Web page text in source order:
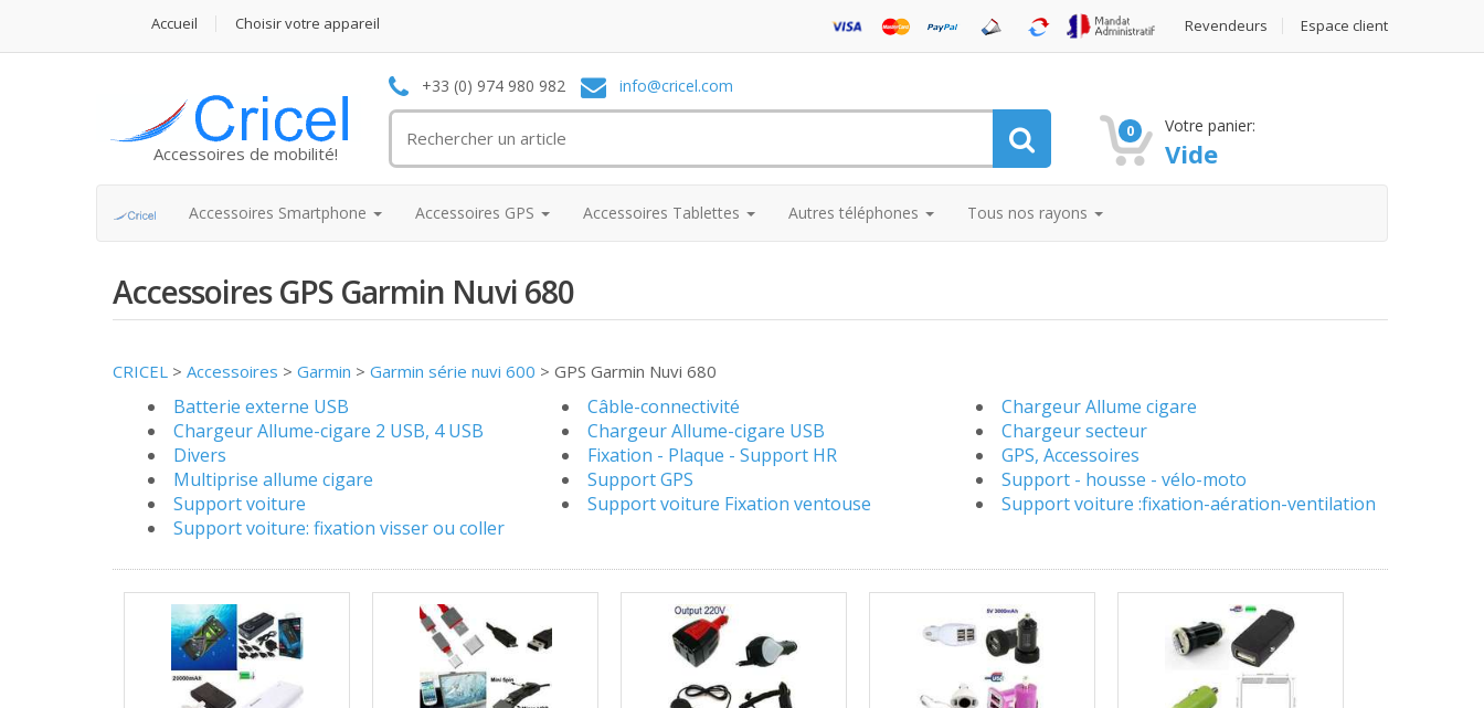
Accueil Choisir votre appareil Revendeurs Espace client
Accessoires de mobilité!
+33 (0) 974 980 982 info@cricel.com
0 Votre panier:
Vide
Accessoires Smartphone Accessoires GPS Accessoires Tablettes Autres téléphones Tous nos rayons
Accessoires GPS Garmin Nuvi 680
CRICEL > Accessoires > Garmin > Garmin série nuvi 600 > GPS Garmin Nuvi 680
Batterie externe USB Câble-connectivité
Chargeur Allume cigare
Chargeur Allume-cigare 2 USB, 4 USB
Chargeur Allume-cigare USB
Chargeur secteur
Divers
Fixation - Plaque - Support HR
GPS, Accessoires
Multiprise allume cigare
Support GPS
Support - housse - vélo-moto
Support voiture
Support voiture Fixation ventouse
Support voiture :fixation-aération-ventilation
Support voiture: fixation visser ou coller